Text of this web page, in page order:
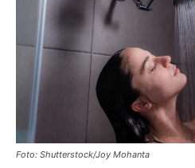
Foto: Shutterstock/Joy Mohanta